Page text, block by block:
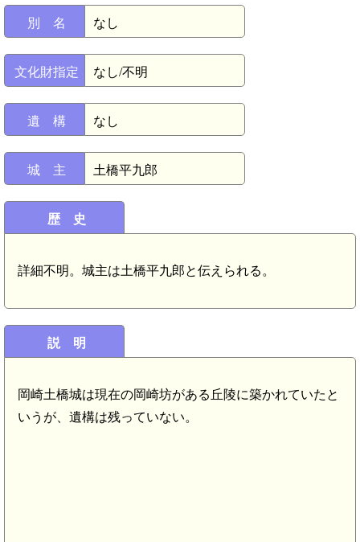
別 名 なし
文化財指定 なし/不明
遺 構 なし
城 主 土橋平九郎
歴 史
詳細不明。城主は土橋平九郎と伝えられる。
説 明
岡崎土橋城は現在の岡崎坊がある丘陵に築かれていたと
いうが、遺構は残っていない。